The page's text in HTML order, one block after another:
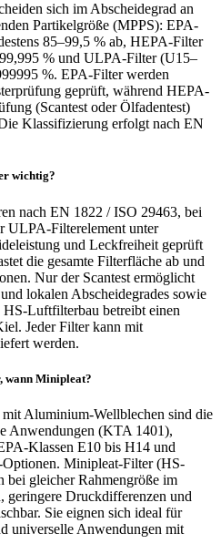
sich im Abscheidegrad an
Partikelgröße (MPPS): EPA-
85–99,5 % ab, HEPA-Filter
% und ULPA-Filter (U15–
%. EPA-Filter werden
geprüft, während HEPA-
(Scantest oder Ölfadentest)
Klassifizierung erfolgt nach EN
wichtig?
nach EN 1822 / ISO 29463, bei
ULPA-Filterelement unter
und Leckfreiheit geprüft
die gesamte Filterfläche ab und
Nur der Scantest ermöglicht
lokalen Abscheidegrades sowie
Luftfilterbau betreibt einen
Jeder Filter kann mit
werden.
wann Minipleat?
Aluminium-Wellblechen sind die
Anwendungen (KTA 1401),
Klassen E10 bis H14 und
Minipleat-Filter (HS-
gleicher Rahmengröße im
geringere Druckdifferenzen und
Sie eignen sich ideal für
universelle Anwendungen mit